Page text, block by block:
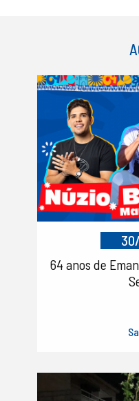
64 anos de